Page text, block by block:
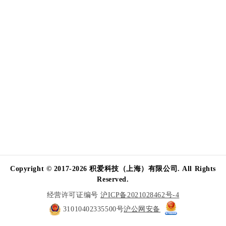
Copyright © 2017-2026 积爱科技（上海）有限公司. All Rights
Reserved.
经营许可证编号沪ICP备2021028462号-4
31010402335500号沪公网安备